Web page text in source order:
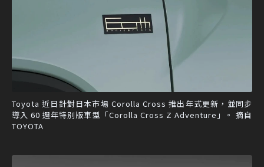
Toyota 近日針對日本市場 Corolla Cross 推出年式更新，並同步
導入 60 週年特別版車型「Corolla Cross Z Adventure」。 摘自
TOYOTA